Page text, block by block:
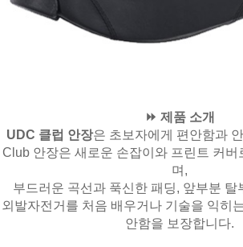
⏩ 제품 소개
UDC 클럽 안장은 초보자에게 편안함과
Club 안장은 새로운 손잡이와 프린트 커버
며,
부드러운 곡선과 푹신한 패딩, 앞부분 탈
외발자전거를 처음 배우거나 기술을 익히
안함을 보장합니다.